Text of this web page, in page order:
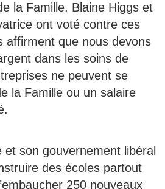
la Famille. Blaine Higgs et
ont voté contre ces
affirment que nous devons
dans les soins de
ne peuvent se
la Famille ou un salaire
son gouvernement libéral
des écoles partout
250 nouveaux